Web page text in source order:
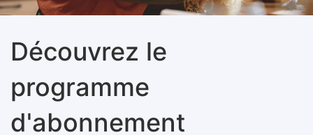
Découvrez le
programme
d'abonnement